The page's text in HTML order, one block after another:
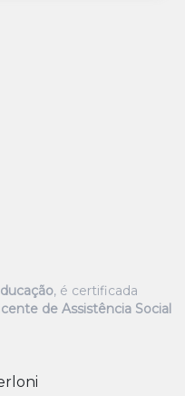
, é certificada
de Assistência Social